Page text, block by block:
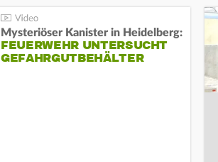
Mysteriöser Kanister in Heidelberg:
FEUERWEHR UNTERSUCHT
GEFAHRGUTBEHÄLTER